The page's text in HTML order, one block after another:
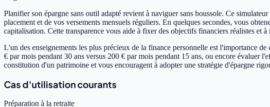
Planifier son épargne sans outil adapté revient à naviguer sans boussole. Ce
placement et de vos versements mensuels réguliers. En quelques secondes, vous
capitalisation. Cette transparence vous aide à fixer des objectifs financiers réalistes et
L'un des enseignements les plus précieux de la finance personnelle est l'importance
€ par mois pendant 30 ans versus 200 € par mois pendant 15 ans, ou encore évaluer
constitution d'un patrimoine et vous encouragent à adopter une stratégie d'épargne
Cas d'utilisation courants
Préparation à la retraite